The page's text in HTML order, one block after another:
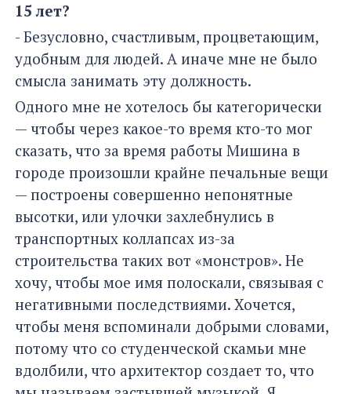
15 лет?
- Безусловно, счастливым, процветающим,
удобным для людей. А иначе мне не было
смысла занимать эту должность.
Одного мне не хотелось бы категорически
— чтобы через какое-то время кто-то мог
сказать, что за время работы Мишина в
городе произошли крайне печальные вещи
— построены совершенно непонятные
высотки, или улочки захлебнулись в
транспортных коллапсах из-за
строительства таких вот «монстров». Не
хочу, чтобы мое имя полоскали, связывая с
негативными последствиями. Хочется,
чтобы меня вспоминали добрыми словами,
потому что со студенческой скамьи мне
вдолбили, что архитектор создает то, что